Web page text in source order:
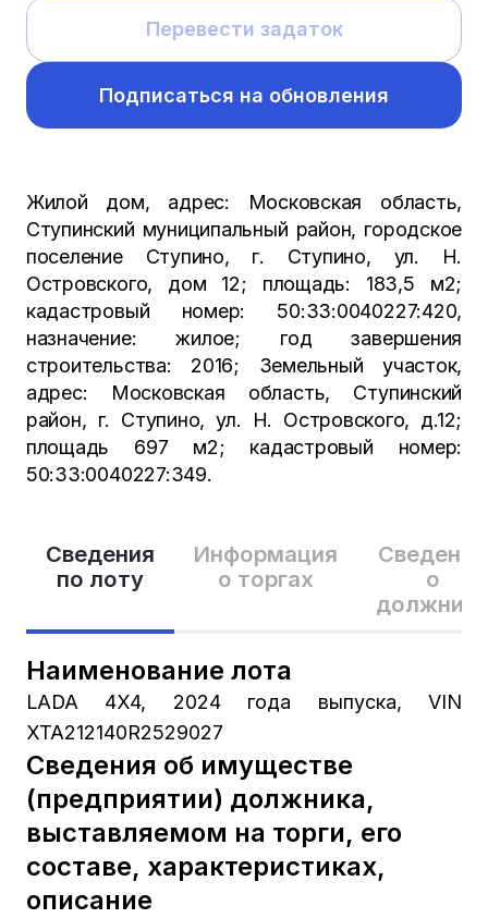
Сведения
по лоту
Информация
о торгах
Сведения
о
Наименование лота
LADA 4X4, 2024 года выпуска, VIN
XTA212140R2529027
Сведения об имуществе
(предприятии) должника,
выставляемом на торги, его
составе, характеристиках,
описание
Перевести задаток
Подписаться на обновления
Жилой дом, адрес: Московская область,
Ступинский муниципальный район, городское
поселение Ступино, г. Ступино, ул. Н.
Островского, дом 12; площадь: 183,5 м2;
кадастровый номер: 50:33:0040227:420,
назначение: жилое; год завершения
строительства: 2016; Земельный участок,
адрес: Московская область, Ступинский
район, г. Ступино, ул. Н. Островского, д.12;
площадь 697 м2; кадастровый номер:
50:33:0040227:349.